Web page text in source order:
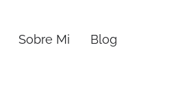
Sobre Mi Blog